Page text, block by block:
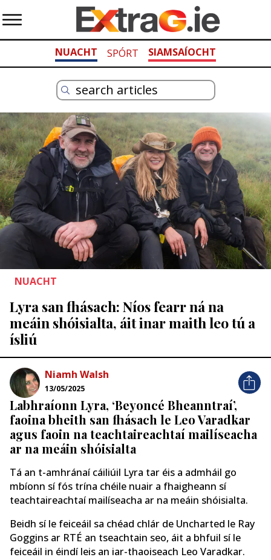
NUACHT SPÓRT SIAMSAÍOCHT
NUACHT
Lyra san fhásach: Níos fearr ná na
meáin shóisialta, áit inar maith leo tú a
ísliú
Niamh Walsh
13/05/2025
Labhraíonn Lyra, ‘Beyoncé Bheanntraí’,
faoina bheith san fhásach le Leo Varadkar
agus faoin na teachtaireachtaí mailíseacha
ar na meáin shóisialta
Tá an t-amhránaí cáiliúil Lyra tar éis a admháil go
mbíonn sí fós trína chéile nuair a fhaigheann sí
teachtaireachtaí mailíseacha ar na meáin shóisialta.
Beidh sí le feiceáil sa chéad chlár de Uncharted le Ray
Goggins ar RTÉ an tseachtain seo, áit a bhfuil sí le
feiceáil in éindí leis an iar-thaoiseach Leo Varadkar.